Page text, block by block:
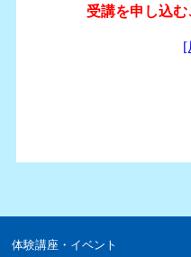
体験講座・イベント